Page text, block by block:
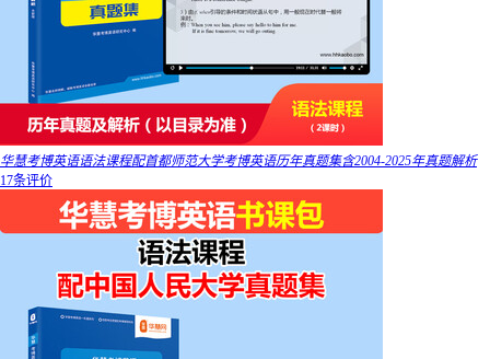
华慧考博英语语法课程配首都师范大学考博英语历年真题集含2004-2025年真题解析
17条评价